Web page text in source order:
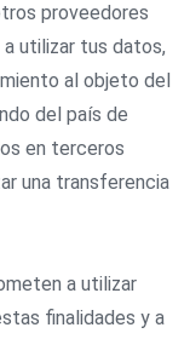
proveedores
utilizar tus datos,
al objeto del
del país de
en terceros
una transferencia
a utilizar
finalidades y a